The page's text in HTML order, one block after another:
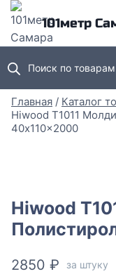
Перейти
содержимому
101метр
Поиск по товарам
Главная / Каталог
Hiwood T1011
40x110x2000
Hiwood
2850 ₽ за штуку